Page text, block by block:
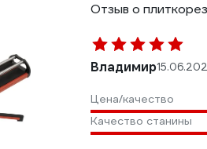
Отзыв о
Владимир
Цена/качество
Качество станины